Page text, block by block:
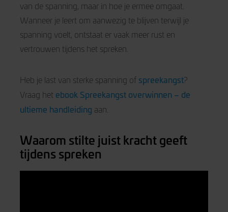
van de spanning, maar in hoe je ermee omgaat.
Wanneer je leert om aanwezig te blijven terwijl je
spanning voelt, ontstaat er vaak meer rust en
vertrouwen tijdens het spreken.
Heb je last van sterke spanning of spreekangst?
Vraag het ebook Spreekangst overwinnen – de
ultieme handleiding aan.
Waarom stilte juist kracht geeft
tijdens spreken